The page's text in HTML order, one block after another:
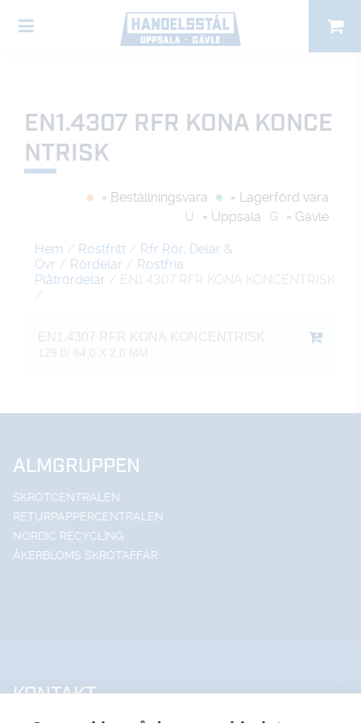
EN1.4307 RFR KONA KONCE
NTRISK
= Beställningsvara
= Lagerförd vara
U
= Uppsala G = Gävle
Hem / Rostfritt / Rfr Rör, Delar &
Övr / Rördelar / Rostfria
Plåtrördelar / EN1.4307 RFR KONA KONCENTRISK
/
EN1.4307 RFR KONA KONCENTRISK
129,0/ 84,0 X 2,0 MM
ALMGRUPPEN
SKROTCENTRALEN
RETURPAPPERCENTRALEN
NORDIC RECYCLING
ÅKERBLOMS SKROTAFFÄR
KONTAKT